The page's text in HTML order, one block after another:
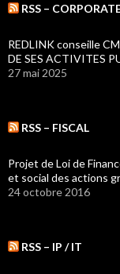
RSS –
REDLINK conseille
DE SES ACTIVITES
27 mai 2025
RSS – FISCAL
Projet de Loi de
et social des actions
24 octobre 2016
RSS – IP / IT